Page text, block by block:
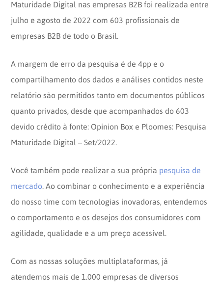
Maturidade Digital nas empresas B2B foi realizada entre
julho e agosto de 2022 com 603 profissionais de
empresas B2B de todo o Brasil.
A margem de erro da pesquisa é de 4pp e o
compartilhamento dos dados e análises contidos neste
relatório são permitidos tanto em documentos públicos
quanto privados, desde que acompanhados do 603
devido crédito à fonte: Opinion Box e Ploomes: Pesquisa
Maturidade Digital – Set/2022.
Você também pode realizar a sua própria pesquisa de
mercado . Ao combinar o conhecimento e a experiência
do nosso time com tecnologias inovadoras, entendemos
o comportamento e os desejos dos consumidores com
agilidade, qualidade e a um preço acessível.
Com as nossas soluções multiplataformas, já
atendemos mais de 1.000 empresas de diversos